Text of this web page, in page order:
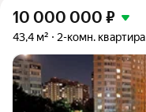
10 000 000 ₽
43,4 м² 2-комн. квартира